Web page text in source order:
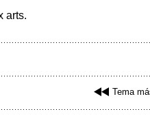
arts.
Tema